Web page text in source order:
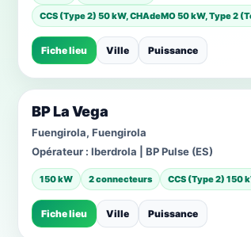
CCS (Type 2) 50 kW, CHAdeMO 50 kW, Type 2
Fiche lieu Ville Puissance
BP La Vega
Fuengirola, Fuengirola
Opérateur : Iberdrola | BP Pulse (ES)
150 kW 2 connecteurs CCS (Type 2) 150
Fiche lieu Ville Puissance